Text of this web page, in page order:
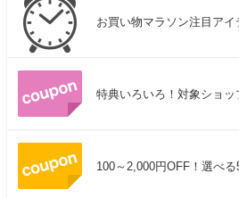
お買い物マラソン注目ア
特典いろいろ！対象ショッ
100～2,000円OFF！選べ